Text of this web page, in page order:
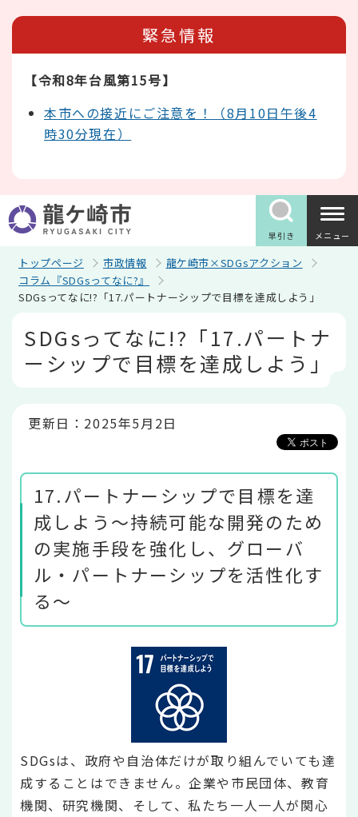
緊急情報
【令和8年台風第15号】
本市への接近にご注意を！（8月10日午後4
時30分現在）
早引き メニュー
トップページ 市政情報
龍ケ崎市×SDGsアクション
コラム『SDGsってなに?』
SDGsってなに!?「17.パートナーシップで目標を達成しよう」
SDGsってなに!?「17.パートナ
ーシップで目標を達成しよう」
更新日：2025年5月2日
17.パートナーシップで目標を達
成しよう～持続可能な開発のため
の実施手段を強化し、グローバ
ル・パートナーシップを活性化す
る～
SDGsは、政府や自治体だけが取り組んでいても達
成することはできません。企業や市民団体、教育
機関、研究機関、そして、私たち一人一人が関心